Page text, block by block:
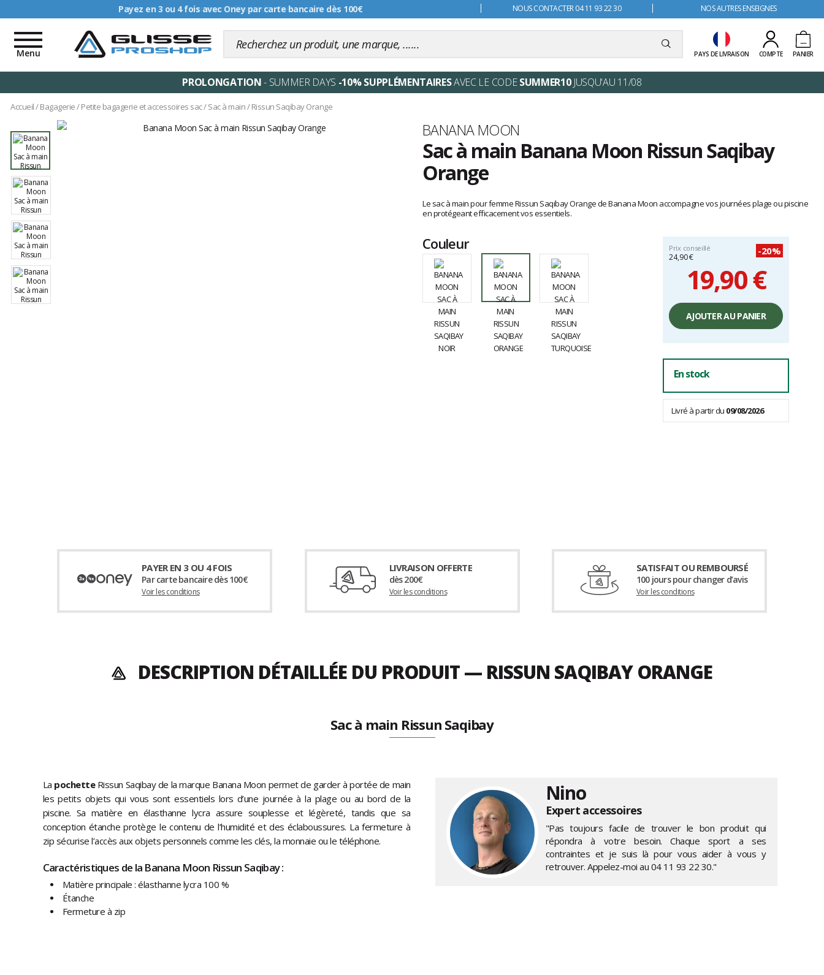
Livraison offerte dès 99€ NOUS CONTACTER 04 11 93 22 30 NOS AUTRES ENSEIGNES
PAYS DE LIVRAISON COMPTE PANIER
Toggle
navigation
Menu
PROLONGATION- SUMMER DAYS -10% SUPPLÉMENTAIRESAVEC LE CODESUMMER10JUSQU'AU 11/08
Accueil/Bagagerie/Petite bagagerie et accessoires sac/Sac à main/Rissun Saqibay Orange
Marque
BANANA MOON
Sac à main Banana Moon Rissun Saqibay
Orange
avis
clients
Le sac à main pour femme Rissun Saqibay Orange de Banana Moon accompagne vos journées plage ou piscine
en protégeant efficacement vos essentiels.
Couleur Prix conseillé
24,90 €
-20%
19,90 €
Prix
unitaire,
hors
frais
AJOUTER AU PANIER
En stock
Livré à partir du 09/08/2026
PAYER EN 3 OU 4 FOIS
Par carte bancaire dès 100€
Voir les conditions
LIVRAISON OFFERTE
dès 200€
Voir les conditions
SATISFAIT OU REMBOURSÉ
100 jours pour changer d’avis
Voir les conditions
DESCRIPTION DÉTAILLÉE DU PRODUIT — RISSUN SAQIBAY ORANGE
Sac à main Rissun Saqibay
La pochetteRissun Saqibay de la marque Banana Moon permet de garder à portée de main
les petits objets qui vous sont essentiels lors d’une journée à la plage ou au bord de la
piscine. Sa matière en élasthanne lycra assure souplesse et légèreté, tandis que sa
conception étanche protège le contenu de l’humidité et des éclaboussures. La fermeture à
zip sécurise l’accès aux objets personnels comme les clés, la monnaie ou le téléphone.
Caractéristiques de la Banana Moon Rissun Saqibay :
Matière principale : élasthanne lycra 100 %
Étanche
Fermeture à zip
Nino
Expert accessoires
"Pas toujours facile de trouver le bon produit qui
répondra à votre besoin. Chaque sport a ses
contraintes et je suis là pour vous aider à vous y
retrouver. Appelez-moi au 04 11 93 22 30."